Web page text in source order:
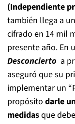
(Independiente
también llega a
cifrado en 14 mil
presente año. En
Desconcierto a
aseguró que su
implementar un
propósito darle
medidasque